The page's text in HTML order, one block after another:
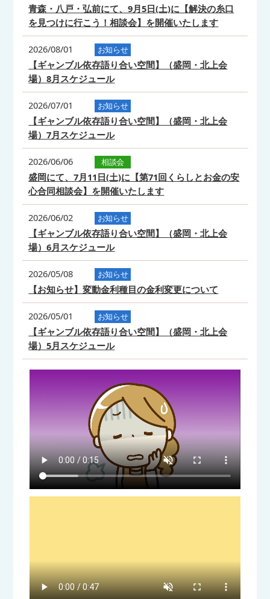
青森・八戸・弘前にて、9月5日(土)に【解決の糸口
を見つけに行こう！相談会】を開催いたします
2026/08/01 お知らせ
【ギャンブル依存語り合い空間】（盛岡・北上会
場）8月スケジュール
2026/07/01 お知らせ
【ギャンブル依存語り合い空間】（盛岡・北上会
場）7月スケジュール
2026/06/06 相談会
盛岡にて、7月11日(土)に【第71回くらしとお金の安
心合同相談会】を開催いたします
2026/06/02 お知らせ
【ギャンブル依存語り合い空間】（盛岡・北上会
場）6月スケジュール
2026/05/08 お知らせ
【お知らせ】変動金利種目の金利変更について
2026/05/01 お知らせ
【ギャンブル依存語り合い空間】（盛岡・北上会
場）5月スケジュール